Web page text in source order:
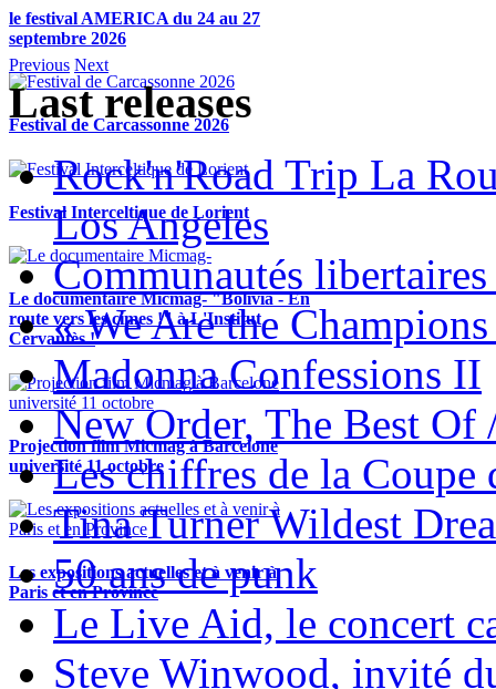
le festival AMERICA du 24 au 27
septembre 2026
Festival de Carcassonne 2026
Festival Interceltique de Lorient
Le documentaire Micmag- "Bolivia - En
route vers les cimes !" à L'Institut
Cervantès !
Projection film Micmag à Barcelone
université 11 octobre
Les expositions actuelles et à venir à
Paris et en Province
Previous Next
Last releases
Rock'n'Road Trip La
Los Angeles
Communautés libertaires
« We Are the
Madonna Confessions II
New Order, The Best Of
Les chiffres de la Coupe
Tina Turner Wildest
50 ans de punk
Le Live Aid, le concert
Steve Winwood, invité